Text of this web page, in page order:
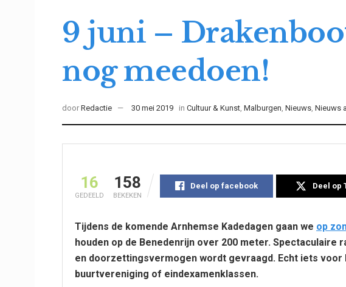
9 juni –
nog meedoen!
door Redactie 30 mei 2019 in Cultuur & Kunst, Malburgen, Nieuws, Nieuws
16
GEDEELD
158
BEKEKEN
Deel op facebook Deel op
Tijdens de komende Arnhemse Kadedagen gaan we op
houden op de Benedenrijn over 200 meter. Spectaculaire
en doorzettingsvermogen wordt gevraagd. Echt iets voor
buurtvereniging of eindexamenklassen.